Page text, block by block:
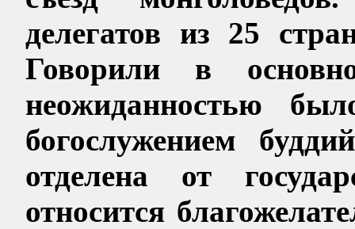
делегатов из 25
Говорили в
неожиданностью
богослужением
отделена от
относится